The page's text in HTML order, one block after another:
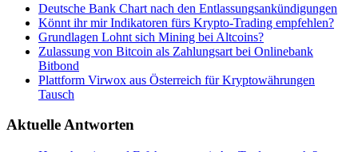
Deutsche Bank Chart nach den Entlassungsankündigungen
Könnt ihr mir Indikatoren fürs Krypto-Trading empfehlen?
Grundlagen Lohnt sich Mining bei Altcoins?
Zulassung von Bitcoin als Zahlungsart bei Onlinebank
Bitbond
Plattform Virwox aus Österreich für Kryptowährungen
Tausch
Aktuelle Antworten